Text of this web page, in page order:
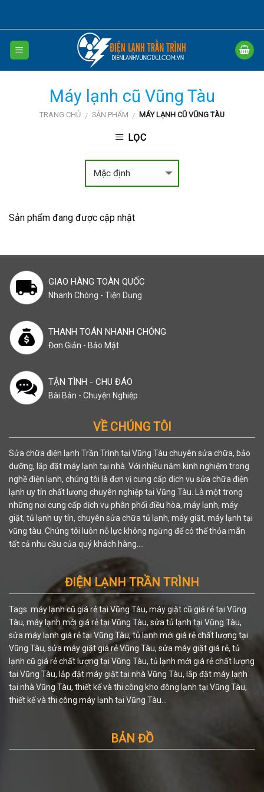
Máy lạnh cũ Vũng Tàu
TRANG CHỦ / SẢN PHẨM / MÁY LẠNH CŨ VŨNG TÀU
LỌC
Sản phẩm đang được cập nhật
GIAO HÀNG TOÀN QUỐC
Nhanh Chóng - Tiện Dụng
THANH TOÁN NHANH CHÓNG
Đơn Giản - Bảo Mật
TẬN TÌNH - CHU ĐÁO
Bài Bản - Chuyện Nghiệp
VỀ CHÚNG TÔI
Sửa chữa điện lạnh Trần Trình tại Vũng Tàu chuyên sửa chữa, bảo
dưỡng, lắp đặt máy lạnh tại nhà. Với nhiều năm kinh nghiệm trong
nghề điện lạnh, chúng tôi là đơn vị cung cấp dịch vụ sửa chữa điện
lạnh uy tín chất lượng chuyên nghiệp tại Vũng Tàu. Là một trong
những nơi cung cấp dịch vụ phân phối điều hòa, máy lạnh, máy
giặt, tủ lạnh uy tín, chuyên sửa chữa tủ lạnh, máy giặt, máy lạnh tại
vũng tàu. Chúng tôi luôn nỗ lực không ngừng để có thể thỏa mãn
tất cả nhu cầu của quý khách hàng....
ĐIỆN LẠNH TRẦN TRÌNH
Tags: máy lạnh cũ giá rẻ tại Vũng Tàu, máy giặt cũ giá rẻ tại Vũng
Tàu, máy lạnh mới giá rẻ tại Vũng Tàu, sửa tủ lạnh tại Vũng Tàu,
sửa máy lạnh giá rẻ tại Vũng Tàu, tủ lạnh mới giá rẻ chất lượng tại
Vũng Tàu, sửa máy giặt giá rẻ Vũng Tàu, sửa máy giặt giá rẻ, tủ
lạnh cũ giá rẻ chất lượng tại Vũng Tàu, tủ lạnh mới giá rẻ chất lượng
tại Vũng Tàu, lắp đặt máy giặt tại nhà Vũng Tàu, lắp đặt máy lạnh
tại nhà Vũng Tàu, thiết kế và thi công kho đông lạnh tại Vũng Tàu,
thiết kế và thi công máy lạnh tại Vũng Tàu...
BẢN ĐỒ